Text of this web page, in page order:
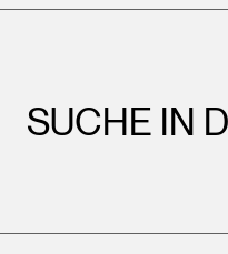
SUCHE IN